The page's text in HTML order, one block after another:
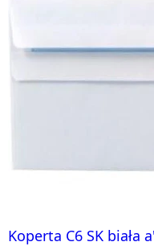
Koperta C6 SK biała